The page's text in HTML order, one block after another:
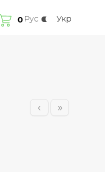
та доставка Контакти
0 Рус Укр
‹ »